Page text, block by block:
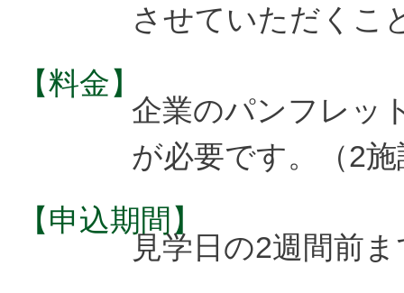
させていただくこ
【料金】
企業のパンフレッ
が必要です。（2
【申込期間】
見学日の2週間前